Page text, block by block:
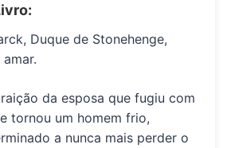
Duque de Stonehenge,
da esposa que fugiu com
tornou um homem frio,
a nunca mais perder o